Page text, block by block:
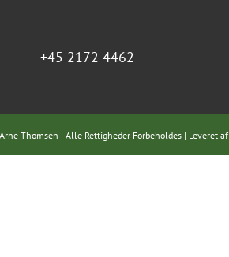
+45 2172 4462
Thomsen | Alle Rettigheder Forbeholdes | Leveret af